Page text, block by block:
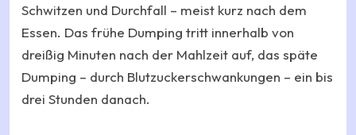
Schwitzen und Durchfall – meist kurz nach dem
Essen. Das frühe Dumping tritt innerhalb von
dreißig Minuten nach der Mahlzeit auf, das späte
Dumping – durch Blutzuckerschwankungen – ein bis
drei Stunden danach.